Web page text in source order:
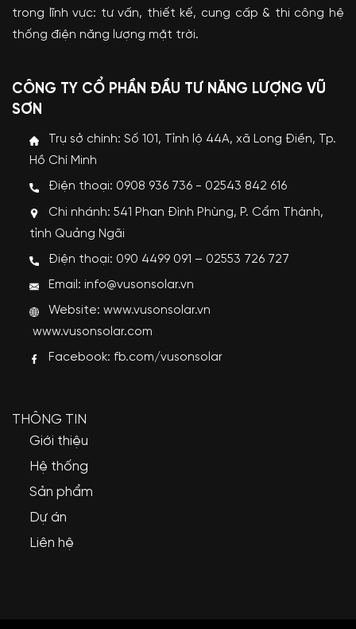
trong lĩnh vực: tư vấn, thiết kế, cung cấp & thi công hệ
thống điện năng lượng mặt trời.
CÔNG TY CỔ PHẦN ĐẦU TƯ NĂNG LƯỢNG VŨ
SƠN
Trụ sở chính: Số 101, Tỉnh lộ 44A, xã Long Điền, Tp.
Hồ Chí Minh
Điện thoại: 0908 936 736 - 02543 842 616
Chi nhánh: 541 Phan Đình Phùng, P. Cẩm Thành,
tỉnh Quảng Ngãi
Điện thoại: 090 4499 091 – 02553 726 727
Email: info@vusonsolar.vn
Website:www.vusonsolar.vn
www.vusonsolar.com
Facebook: fb.com/vusonsolar
THÔNG TIN
Giới thiệu
Hệ thống
Sản phẩm
Dự án
Liên hệ